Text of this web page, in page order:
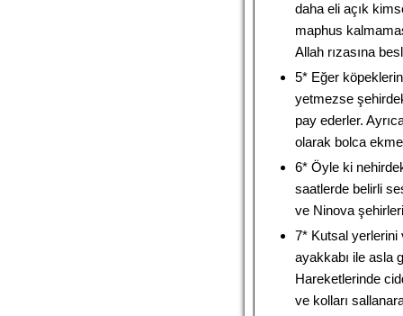
daha eli açık
maphus
Allah rızasına
5* Eğer
yetmezse
pay ederler.
olarak bolca
6* Öyle ki
saatlerde belirli
ve Ninova
7* Kutsal yerlerini
ayakkabı ile asla
Hareketlerinde
ve kolları